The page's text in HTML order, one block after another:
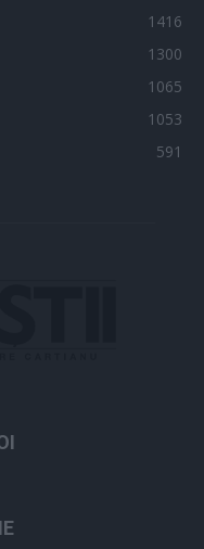
1416
1300
1065
1053
591